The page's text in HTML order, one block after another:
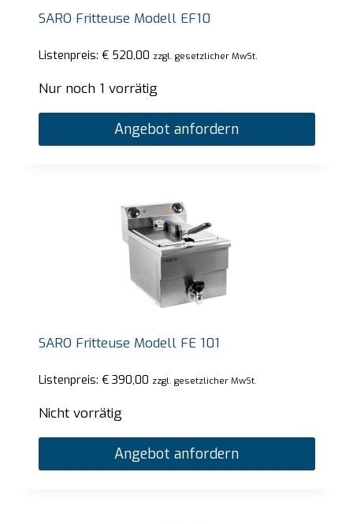
SARO Fritteuse Modell EF10
Listenpreis: €520,00 zzgl. gesetzlicher MwSt.
Nur noch 1 vorrätig
Angebot anfordern
SARO Fritteuse Modell FE 101
Listenpreis: €390,00 zzgl. gesetzlicher MwSt.
Nicht vorrätig
Angebot anfordern